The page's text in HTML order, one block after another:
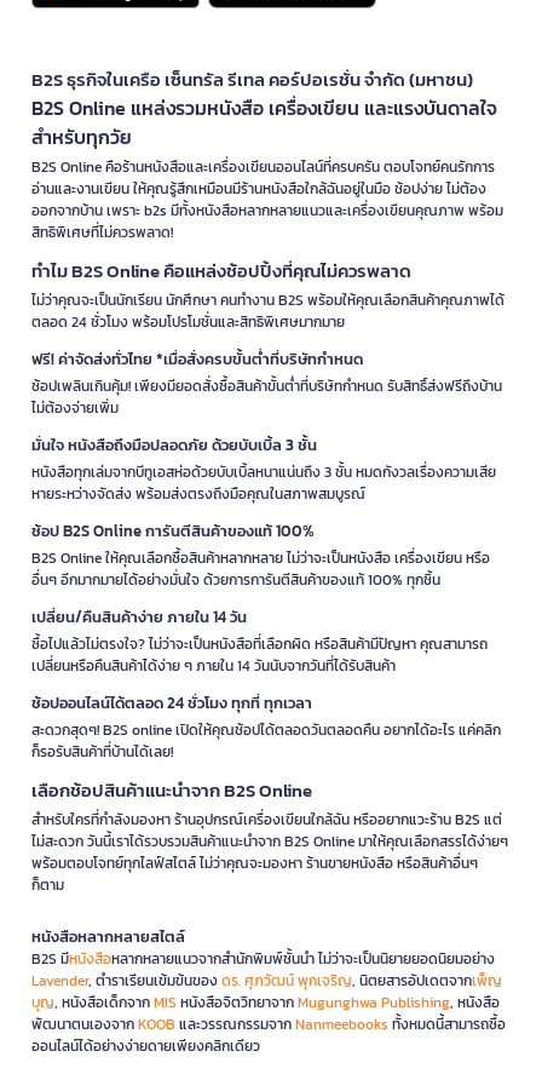
B2S ธุรกิจในเครือ เซ็นทรัล รีเทล คอร์ปอเรชั่น จำกัด (มหาชน)
B2S Online แหล่งรวมหนังสือ เครื่องเขียน และแรงบันดาลใจ
สำหรับทุกวัย
B2S Online คือร้านหนังสือและเครื่องเขียนออนไลน์ที่ครบครัน ตอบโจทย์คนรักการ
อ่านและงานเขียน ให้คุณรู้สึกเหมือนมีร้านหนังสือใกล้ฉันอยู่ในมือ ช้อปง่าย ไม่ต้อง
ออกจากบ้าน เพราะ b2s มีทั้งหนังสือหลากหลายแนวและเครื่องเขียนคุณภาพ พร้อม
สิทธิพิเศษที่ไม่ควรพลาด!
ทำไม B2S Online คือแหล่งช้อปปิ้งที่คุณไม่ควรพลาด
ไม่ว่าคุณจะเป็นนักเรียน นักศึกษา คนทำงาน B2S พร้อมให้คุณเลือกสินค้าคุณภาพได้
ตลอด 24 ชั่วโมง พร้อมโปรโมชั่นและสิทธิพิเศษมากมาย
ฟรี! ค่าจัดส่งทั่วไทย *เมื่อสั่งครบขั้นต่ำที่บริษัทกำหนด
ช้อปเพลินเกินคุ้ม! เพียงมียอดสั่งซื้อสินค้าขั้นต่ำที่บริษัทกำหนด รับสิทธิ์ส่งฟรีถึงบ้าน
ไม่ต้องจ่ายเพิ่ม
มั่นใจ หนังสือถึงมือปลอดภัย ด้วยบับเบิ้ล 3 ชั้น
หนังสือทุกเล่มจากบีทูเอสห่อด้วยบับเบิ้ลหนาแน่นถึง 3 ชั้น หมดกังวลเรื่องความเสีย
หายระหว่างจัดส่ง พร้อมส่งตรงถึงมือคุณในสภาพสมบูรณ์
ช้อป B2S Online การันตีสินค้าของแท้ 100%
B2S Online ให้คุณเลือกซื้อสินค้าหลากหลาย ไม่ว่าจะเป็นหนังสือ เครื่องเขียน หรือ
อื่นๆ อีกมากมายได้อย่างมั่นใจ ด้วยการการันตีสินค้าของแท้ 100% ทุกชิ้น
เปลี่ยน/คืนสินค้าง่าย ภายใน 14 วัน
ซื้อไปแล้วไม่ตรงใจ? ไม่ว่าจะเป็นหนังสือที่เลือกผิด หรือสินค้ามีปัญหา คุณสามารถ
เปลี่ยนหรือคืนสินค้าได้ง่าย ๆ ภายใน 14 วันนับจากวันที่ได้รับสินค้า
ช้อปออนไลน์ได้ตลอด 24 ชั่วโมง ทุกที่ ทุกเวลา
สะดวกสุดๆ! B2S online เปิดให้คุณช้อปได้ตลอดวันตลอดคืน อยากได้อะไร แค่คลิก
ก็รอรับสินค้าที่บ้านได้เลย!
เลือกช้อปสินค้าแนะนำจาก B2S Online
สำหรับใครที่กำลังมองหา ร้านอุปกรณ์เครื่องเขียนใกล้ฉัน หรืออยากแวะร้าน B2S แต่
ไม่สะดวก วันนี้เราได้รวบรวมสินค้าแนะนำจาก B2S Online มาให้คุณเลือกสรรได้ง่ายๆ
พร้อมตอบโจทย์ทุกไลฟ์สไตล์ ไม่ว่าคุณจะมองหา ร้านขายหนังสือ หรือสินค้าอื่นๆ
ก็ตาม
หนังสือหลากหลายสไตล์
B2S มีหนังสือหลากหลายแนวจากสำนักพิมพ์ชั้นนำ ไม่ว่าจะเป็นนิยายยอดนิยมอย่าง
Lavender, ตำราเรียนเข้มข้นของดร. ศุภวัฒน์ พุกเจริญ, นิตยสารอัปเดตจากเพ็ญ
บุญ, หนังสือเด็กจากMIS หนังสือจิตวิทยาจากMugunghwa Publishing, หนังสือ
พัฒนาตนเองจากKOOB และวรรณกรรมจากNanmeebooks ทั้งหมดนี้สามารถซื้อ
ออนไลน์ได้อย่างง่ายดายเพียงคลิกเดียว